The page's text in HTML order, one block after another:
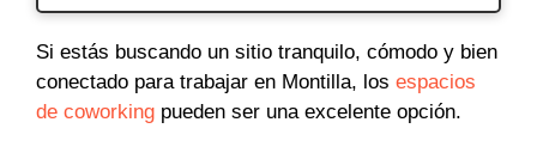
Si estás buscando un sitio tranquilo, cómodo y bien
conectado para trabajar en Montilla, los espacios
de coworking pueden ser una excelente opción.